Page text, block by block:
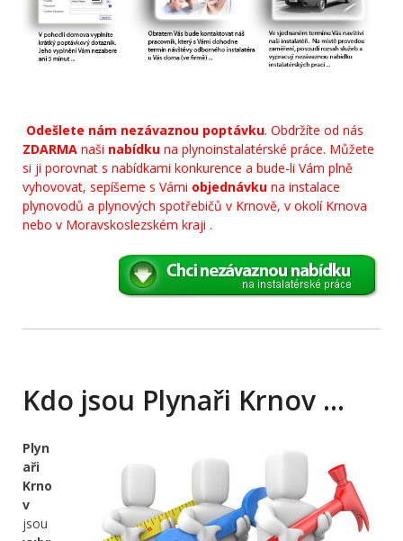
Odešlete nám nezávaznou poptávku. Obdržíte od nás
ZDARMA naši nabídku na plynoinstalatérské práce. Můžete
si ji porovnat s nabídkami konkurence a bude-li Vám plně
vyhovovat, sepíšeme s Vámi objednávku na instalace
plynovodů a plynových spotřebičů v Krnově, v okolí Krnova
nebo v Moravskoslezském kraji .
Kdo jsou Plynaři Krnov …
Plyn
aři
Krno
v
jsou